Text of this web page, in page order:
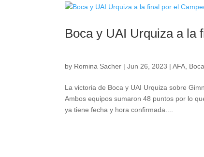
Boca y UAI Urquiza a la
by Romina Sacher |Jun 26, 2023 |AFA
La victoria de Boca y UAI Urquiza sobre
Ambos equipos sumaron 48 puntos por lo
ya tiene fecha y hora confirmada....